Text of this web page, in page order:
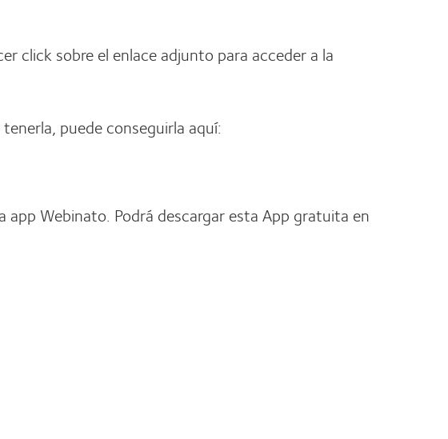
click sobre el enlace adjunto para acceder a la
puede conseguirla aquí:
Webinato. Podrá descargar esta App gratuita en